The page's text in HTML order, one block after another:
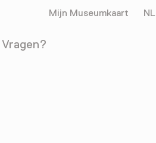
Vragen?
Mijn Museumkaart NL